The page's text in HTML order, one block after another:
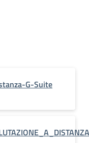
G-Suite